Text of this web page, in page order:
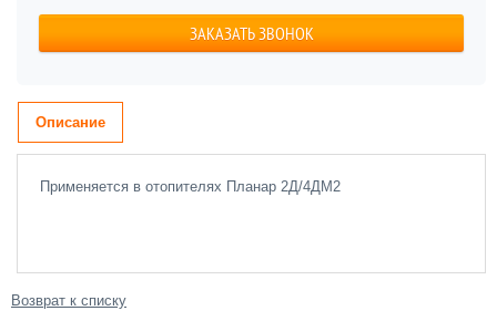
ЗАКАЗАТЬ ЗВОНОК
Описание
Применяется в отопителях Планар 2Д/4ДМ2
Возврат к списку